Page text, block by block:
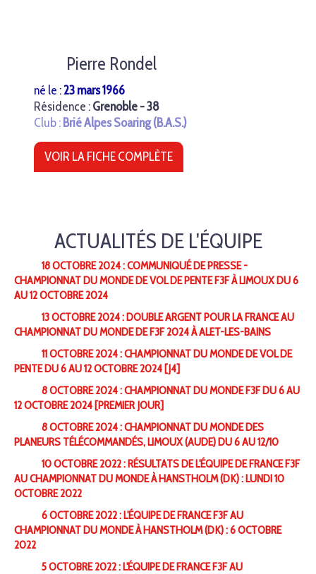
Pierre Rondel
né le :23 mars 1966
Résidence :Grenoble - 38
Club :Brié Alpes Soaring (B.A.S.)
VOIR LA FICHE COMPLÈTE
ACTUALITÉS DE L'ÉQUIPE
18 OCTOBRE 2024 : COMMUNIQUÉ DE PRESSE -
CHAMPIONNAT DU MONDE DE VOL DE PENTE F3F À LIMOUX DU 6
AU 12 OCTOBRE 2024
13 OCTOBRE 2024 : DOUBLE ARGENT POUR LA FRANCE AU
CHAMPIONNAT DU MONDE DE F3F 2024 À ALET-LES-BAINS
11 OCTOBRE 2024 : CHAMPIONNAT DU MONDE DE VOL DE
PENTE DU 6 AU 12 OCTOBRE 2024 [J4]
8 OCTOBRE 2024 : CHAMPIONNAT DU MONDE F3F DU 6 AU
12 OCTOBRE 2024 [PREMIER JOUR]
8 OCTOBRE 2024 : CHAMPIONNAT DU MONDE DES
PLANEURS TÉLÉCOMMANDÉS, LIMOUX (AUDE) DU 6 AU 12/10
10 OCTOBRE 2022 : RÉSULTATS DE L'ÉQUIPE DE FRANCE F3F
AU CHAMPIONNAT DU MONDE À HANSTHOLM (DK) : LUNDI 10
OCTOBRE 2022
6 OCTOBRE 2022 : L'ÉQUIPE DE FRANCE F3F AU
CHAMPIONNAT DU MONDE À HANSTHOLM (DK) : 6 OCTOBRE
2022
5 OCTOBRE 2022 : L'ÉQUIPE DE FRANCE F3F AU